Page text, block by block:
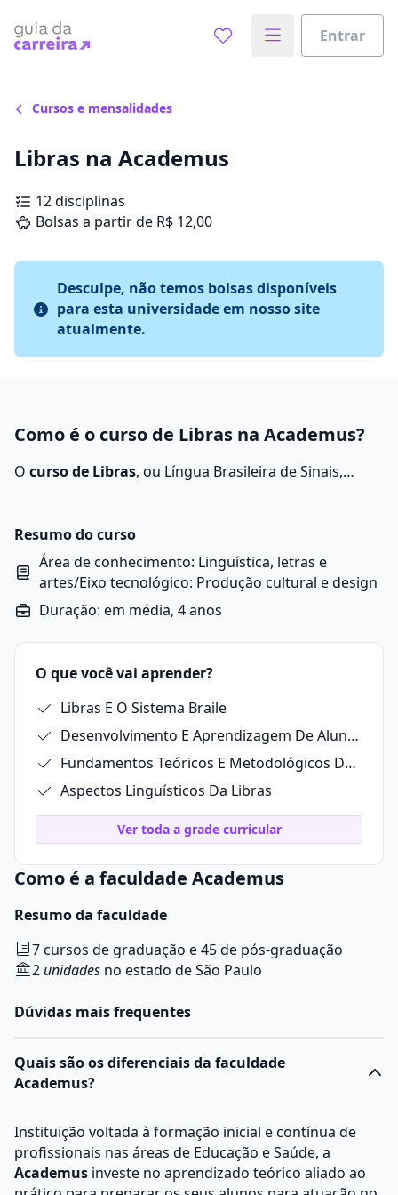
Entrar
Cursos e mensalidades
Libras na Academus
12 disciplinas
Bolsas a partir de R$ 12,00
Desculpe, não temos bolsas disponíveis
para esta universidade em nosso site
atualmente.
Como é o curso de Libras na Academus?
O curso de Libras, ou Língua Brasileira de Sinais,
expressar ideias, sentimentos e informações por meio
de expressões faciais, manuais e corporais. Os
especialistas do campo contribuem para a inclusão
social de indivíduos com dependências auditivas,
traduzindo informações para a compreensão geral.
Resumo do curso
Área de conhecimento: Linguística, letras e
artes/Eixo tecnológico: Produção cultural e design
Duração: em média, 4 anos
O que você vai aprender?
Libras E O Sistema Braile
Desenvolvimento E Aprendizagem De Alunos Surdos: Cognitivo, Afetivo E Social
Fundamentos Teóricos E Metodológicos Da Inclusão
Aspectos Linguísticos Da Libras
Ver toda a grade curricular
Como é a faculdade Academus
Resumo da faculdade
7 cursos de graduação e 45 de pós-graduação
2unidades no estado de São Paulo
Dúvidas mais frequentes
Quais são os diferenciais da faculdade
Academus?
Instituição voltada à formação inicial e contínua de
profissionais nas áreas de Educação e Saúde, a
Academus investe no aprendizado teórico aliado ao